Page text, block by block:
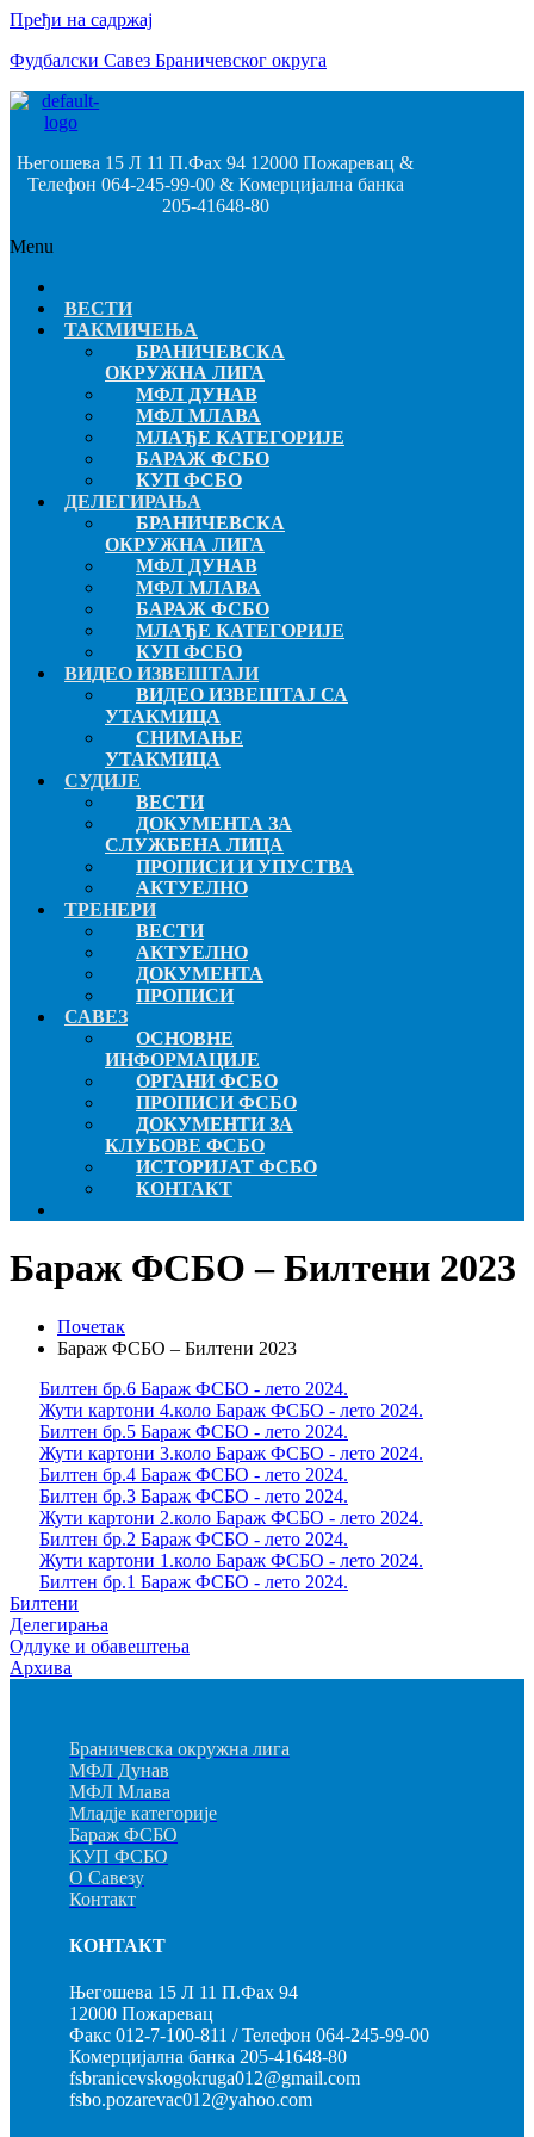
Пређи на садржај
Фудбалски Савез Браничевског округа
Његошева 15 Л 11 П.Фах 94 12000 Пожаревац &
Телефон 064-245-99-00 & Комерцијална банка
205-41648-80
Menu
ВЕСТИ
ТАКМИЧЕЊА
БРАНИЧЕВСКА
ОКРУЖНА ЛИГА
МФЛ ДУНАВ
МФЛ МЛАВА
МЛАЂЕ КАТЕГОРИЈЕ
БАРАЖ ФСБО
КУП ФСБО
ДЕЛЕГИРАЊА
БРАНИЧЕВСКА
ОКРУЖНА ЛИГА
МФЛ ДУНАВ
МФЛ МЛАВА
БАРАЖ ФСБО
МЛАЂЕ КАТЕГОРИЈЕ
КУП ФСБО
ВИДЕО ИЗВЕШТАЈИ
ВИДЕО ИЗВЕШТАЈ СА
УТАКМИЦА
СНИМАЊЕ
УТАКМИЦА
СУДИЈЕ
ВЕСТИ
ДОКУМЕНТА ЗА
СЛУЖБЕНА ЛИЦА
ПРОПИСИ И УПУСТВА
АКТУЕЛНО
ТРЕНЕРИ
ВЕСТИ
АКТУЕЛНО
ДОКУМЕНТА
ПРОПИСИ
САВЕЗ
ОСНОВНЕ
ИНФОРМАЦИЈЕ
ОРГАНИ ФСБО
ПРОПИСИ ФСБО
ДОКУМЕНТИ ЗА
КЛУБОВЕ ФСБО
ИСТОРИЈАТ ФСБО
КОНТАКТ
Бараж ФСБО – Билтени 2023
Почетак
Бараж ФСБО – Билтени 2023
Билтен бр.6 Бараж ФСБО - лето 2024.
Жути картони 4.коло Бараж ФСБО - лето 2024.
Билтен бр.5 Бараж ФСБО - лето 2024.
Жути картони 3.коло Бараж ФСБО - лето 2024.
Билтен бр.4 Бараж ФСБО - лето 2024.
Билтен бр.3 Бараж ФСБО - лето 2024.
Жути картони 2.коло Бараж ФСБО - лето 2024.
Билтен бр.2 Бараж ФСБО - лето 2024.
Жути картони 1.коло Бараж ФСБО - лето 2024.
Билтен бр.1 Бараж ФСБО - лето 2024.
Билтени
Делегирања
Одлуке и обавештења
Архива
Браничевска окружна лига
МФЛ Дунав
МФЛ Млава
Младје категорије
Бараж ФСБО
КУП ФСБО
О Савезу
Контакт
КОНТАКТ
Његошева 15 Л 11 П.Фах 94
12000 Пожаревац
Факс 012-7-100-811 / Телефон 064-245-99-00
Комерцијална банка 205-41648-80
fsbranicevskogokruga012@gmail.com
fsbo.pozarevac012@yahoo.com